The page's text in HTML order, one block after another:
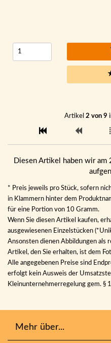
Artikel 2 von 9
Diesen Artikel haben wir
* Preis jeweils pro Stück, sofern
in Klammern hinter dem
für eine Portion von 10 Gramm.
Wenn Sie diesen Artikel kaufen,
ausgewiesenen Einzelstücken
Ansonsten dienen Abbildungen als
Artikel, den Sie erhalten, ist dem
Alle angegebenen Preise sind
erfolgt kein Ausweis der
Kleinunternehmerregelung gem. §
Mehr über...